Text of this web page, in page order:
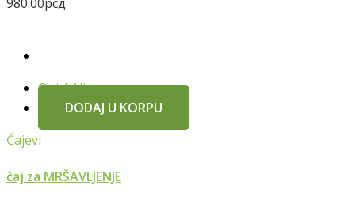
Quick View
DODAJ U KORPU
Čajevi
čaj za MRŠAVLJENJE